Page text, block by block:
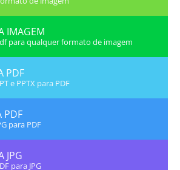
IMAGEM
para qualquer formato de imagem
PDF
e PPTX para PDF
PDF
para PDF
JPG
para JPG